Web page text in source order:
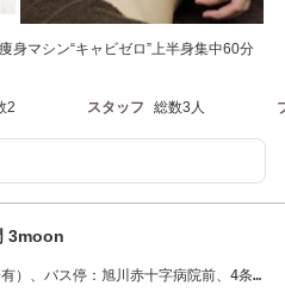
身マシン“キャビゼロ”上半身集中60分
2 スタッフ 総数3人
3moon
）、バス停：旭川赤十字病院前、4条1